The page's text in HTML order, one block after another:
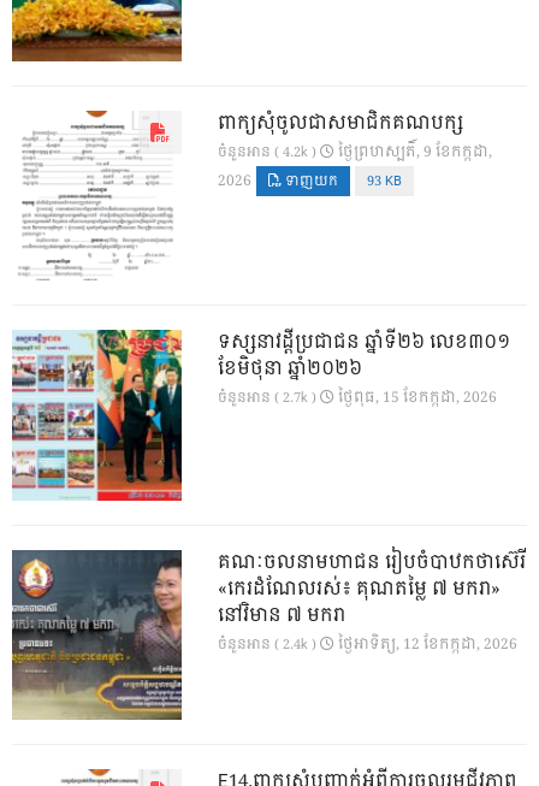
ពាក្យសុំចូលជាសមាជិកគណបក្ស
ចំនួនអាន ( 4.2k )
ថ្ងៃ​ព្រហស្បតិ៍, 9 ខែ​កក្កដា,
2026
ទាញយក 93 KB
ទស្សនាវដ្ដីប្រជាជន ឆ្នាំទី២៦ លេខ៣០១
ខែមិថុនា ឆ្នាំ២០២៦
ចំនួនអាន ( 2.7k ) ថ្ងៃ​ពុធ, 15 ខែ​កក្កដា, 2026
គណៈចលនាមហាជន រៀបចំបាឋកថាស៊េរី
«កេរដំណែលរស់៖ គុណតម្លៃ ៧ មករា»
នៅវិមាន ៧ មករា
ចំនួនអាន ( 2.4k ) ថ្ងៃ​អាទិត្យ, 12 ខែ​កក្កដា, 2026